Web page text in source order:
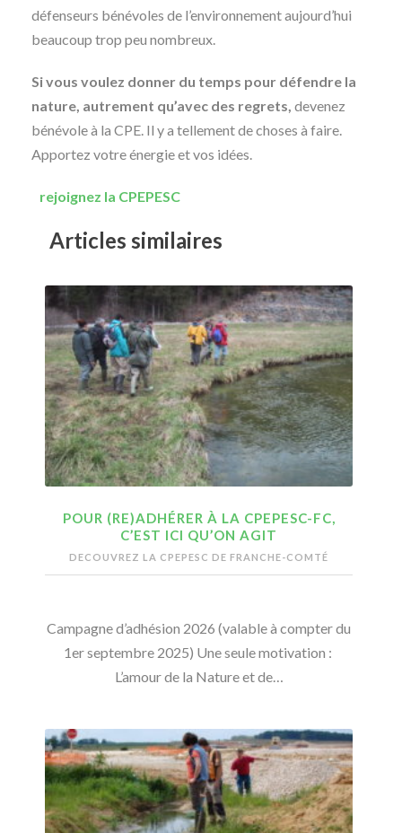
défenseurs bénévoles de l’environnement aujourd’hui
beaucoup trop peu nombreux.
Si vous voulez donner du temps pour défendre la
nature, autrement qu’avec des regrets, devenez
bénévole à la CPE. Il y a tellement de choses à faire.
Apportez votre énergie et vos idées.
rejoignez la CPEPESC
Articles similaires
POUR (RE)ADHÉRER À LA CPEPESC-FC,
C’EST ICI QU’ON AGIT
DECOUVREZ LA CPEPESC DE FRANCHE-COMTÉ
Campagne d’adhésion 2026 (valable à compter du
1er septembre 2025) Une seule motivation :
L’amour de la Nature et de…